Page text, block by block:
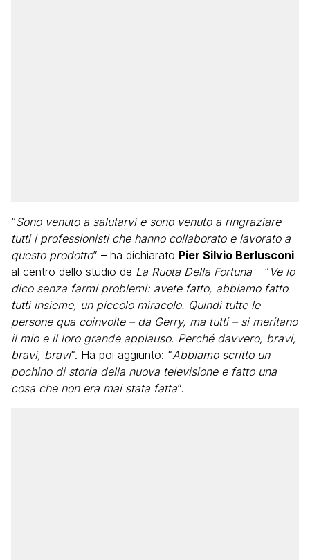
“Sono venuto a salutarvi e sono venuto a ringraziare
tutti i professionisti che hanno collaborato e lavorato a
questo prodotto” – ha dichiarato Pier Silvio Berlusconi
al centro dello studio de La Ruota Della Fortuna – “ Ve lo
dico senza farmi problemi: avete fatto, abbiamo fatto
tutti insieme, un piccolo miracolo. Quindi tutte le
persone qua coinvolte – da Gerry, ma tutti – si meritano
il mio e il loro grande applauso. Perché davvero, bravi,
bravi, bravi“. Ha poi aggiunto: “Abbiamo scritto un
pochino di storia della nuova televisione e fatto una
cosa che non era mai stata fatta“.